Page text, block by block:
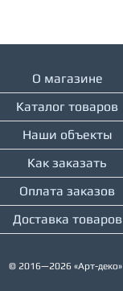
О магазине
Каталог товаров
Наши объекты
Как заказать
Оплата заказов
Доставка товаров
© 2016—2026 «Арт-деко»